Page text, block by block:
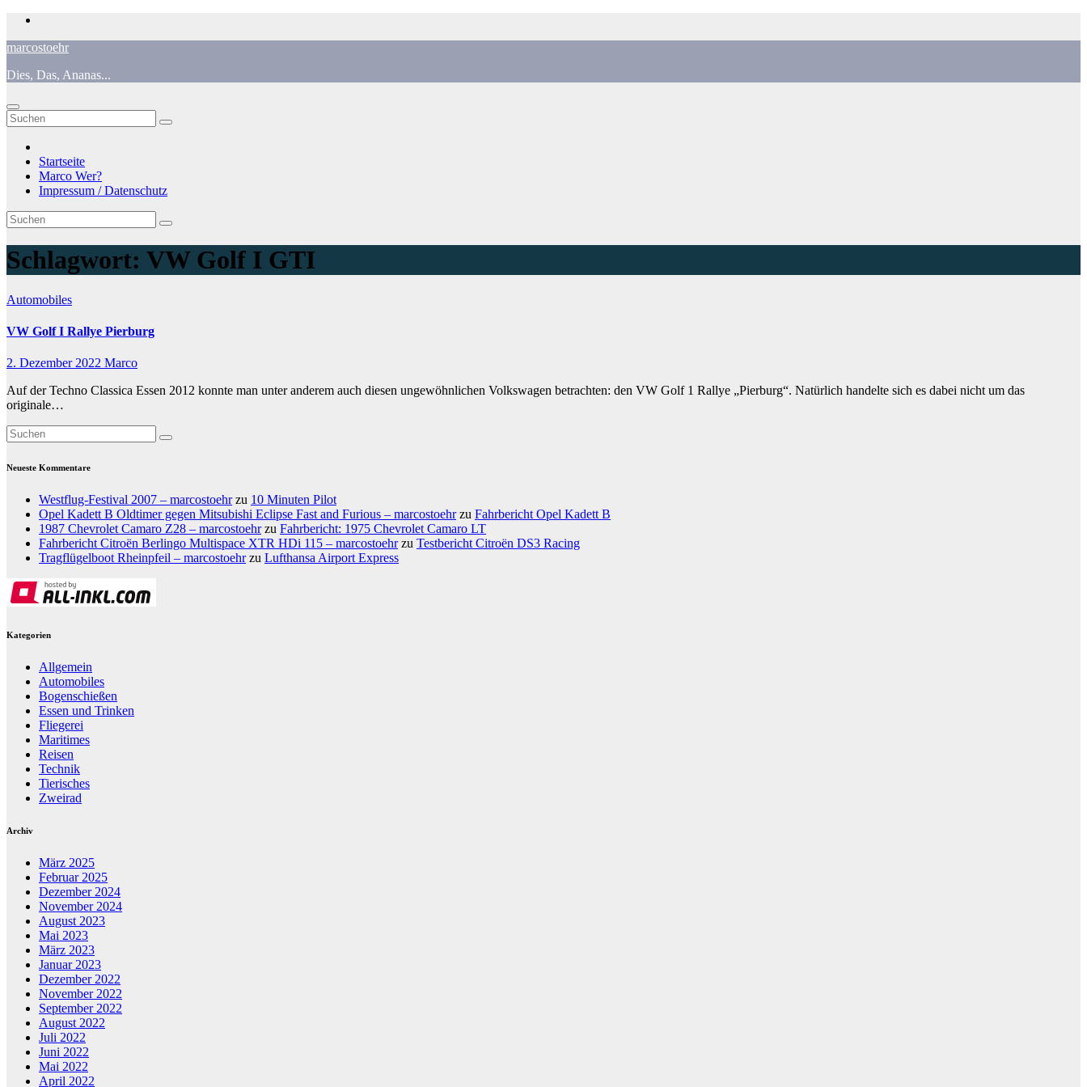
Zum
springen
marcostoehr
Dies, Das, Ananas...
Startseite
Marco Wer?
Impressum / Datenschutz
Schlagwort: VW Golf I GTI
Automobiles
VW Golf I Rallye Pierburg
2. Dezember 2022 Marco
Auf der Techno Classica Essen 2012 konnte man unter anderem auch diesen ungewöhnlichen Volkswagen betrachten: den VW Golf 1 Rallye „Pierburg“. Natürlich handelte sich es dabei nicht um das
originale…
Neueste Kommentare
Westflug-Festival 2007 – marcostoehrzu 10 Minuten Pilot
Opel Kadett B Oldtimer gegen Mitsubishi Eclipse Fast and Furious – marcostoehrzu Fahrbericht Opel Kadett B
1987 Chevrolet Camaro Z28 – marcostoehrzu Fahrbericht: 1975 Chevrolet Camaro LT
Fahrbericht Citroën Berlingo Multispace XTR HDi 115 – marcostoehrzu Testbericht Citroën DS3 Racing
Tragflügelboot Rheinpfeil – marcostoehrzu Lufthansa Airport Express
Kategorien
Allgemein
Automobiles
Bogenschießen
Essen und Trinken
Fliegerei
Maritimes
Reisen
Technik
Tierisches
Zweirad
Archiv
März 2025
Februar 2025
Dezember 2024
November 2024
August 2023
Mai 2023
März 2023
Januar 2023
Dezember 2022
November 2022
September 2022
August 2022
Juli 2022
Juni 2022
Mai 2022
April 2022